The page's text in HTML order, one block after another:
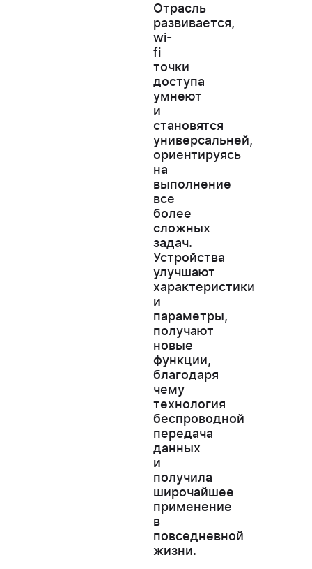
Отрасль
развивается,
wi-
fi
точки
доступа
умнеют
и
становятся
универсальней,
ориентируясь
на
выполнение
все
более
сложных
задач.
Устройства
улучшают
характеристики
и
параметры,
получают
новые
функции,
благодаря
чему
технология
беспроводной
передача
данных
и
получила
широчайшее
применение
в
повседневной
жизни.